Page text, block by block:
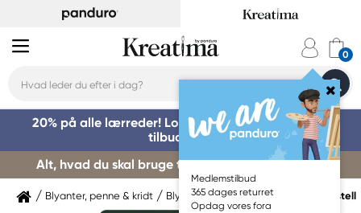
Medlemstilbud
365 dages returret
Opdag vores fora
20% på alle lærreder! Log på for at benytte dig af
tilbuddet »
Alt, hvad du skal bruge til kursusstart – køb her »
Blyanter, penne & kridt Blyanter & grafitpenne Faber-Castell